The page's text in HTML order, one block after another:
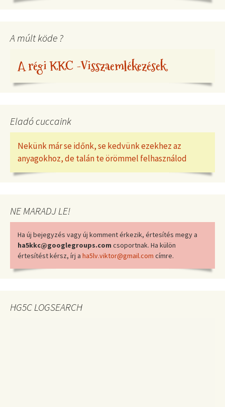
A múlt köde ?
A régi KKC -Visszaemlékezések
Eladó cuccaink
Nekünk már se időnk, se kedvünk ezekhez az
anyagokhoz, de talán te örömmel felhasználod
NE MARADJ LE!
Ha új bejegyzés vagy új komment érkezik, értesítés megy a
ha5kkc@googlegroups.com csoportnak. Ha külön
értesítést kérsz, írj a ha5lv.viktor@gmail.com címre.
HG5C LOGSEARCH